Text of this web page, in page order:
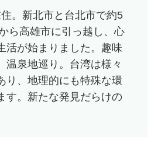
。新北市と台北市で約5
ら高雄市に引っ越し、心
活が始まりました。趣味
温泉地巡り。台湾は様々
り、地理的にも特殊な環
す。新たな発見だらけの